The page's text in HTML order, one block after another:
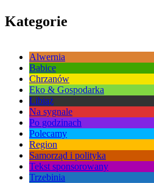
Kategorie
Alwernia
Babice
Chrzanów
Eko & Gospodarka
Libiąż
Na sygnale
Po godzinach
Polecamy
Region
Samorząd i polityka
Tekst sponsorowany
Trzebinia